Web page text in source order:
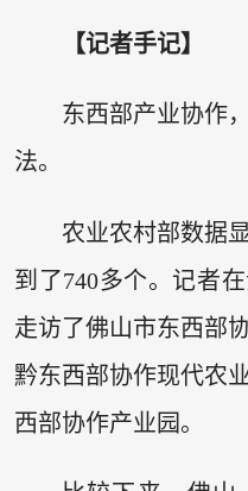
【记者手记】
东西部产业协作
法。
农业农村部数据
到了740多个。记者
走访了佛山市东西部
黔东西部协作现代农
西部协作产业园。